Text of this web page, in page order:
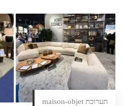
תערוכת maison-objet